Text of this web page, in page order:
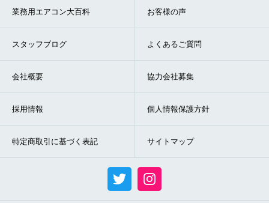
業務用エアコン大百科 お客様の声
スタッフブログ よくあるご質問
会社概要 協力会社募集
採用情報 個人情報保護方針
特定商取引に基づく表記 サイトマップ